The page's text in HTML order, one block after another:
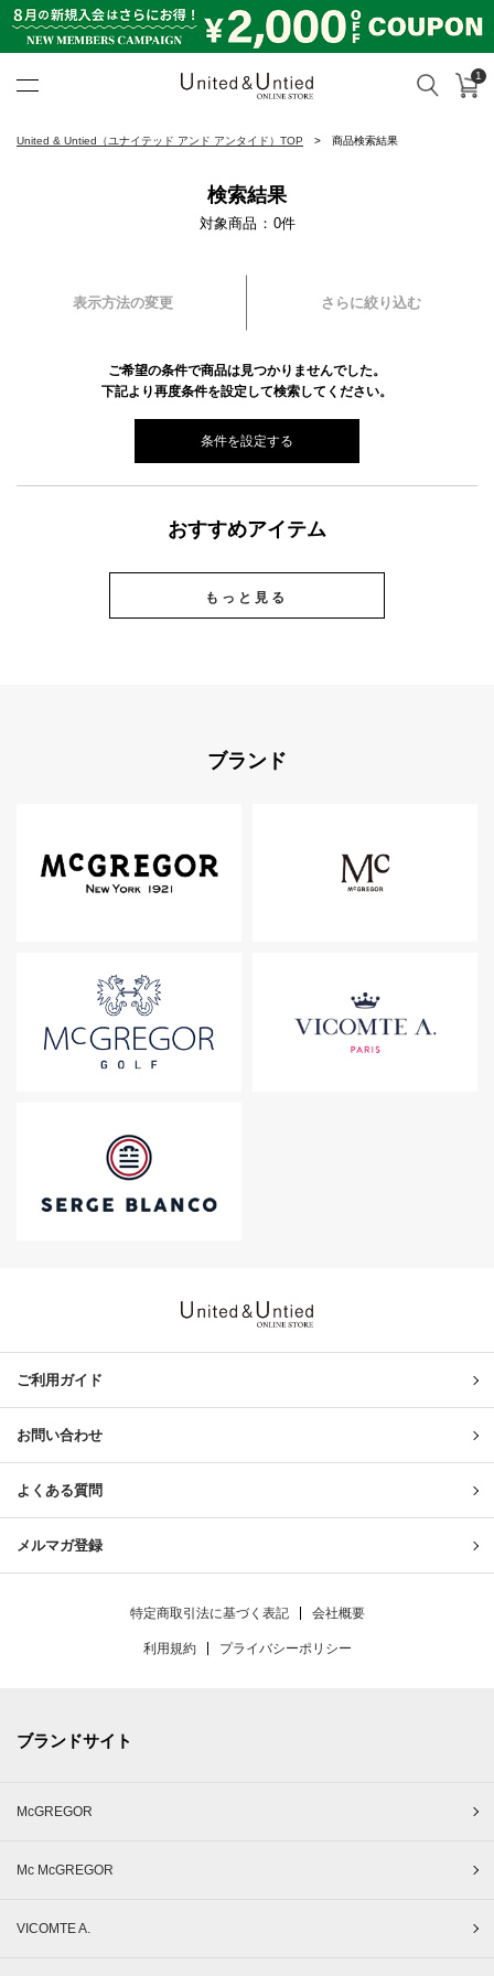
検索 カ
1
United & Untied（ユナイテッド アンド アンタイド）TOP 商品検索結果
検索結果
対象商品 0件
表示方法の変更 さらに絞り込む
ご希望の条件で商品は見つかりませんでした。
下記より再度条件を設定して検索してください。
条件を設定する
おすすめアイテム
もっと見る
ブランド
ご利用ガイド
お問い合わせ
よくある質問
メルマガ登録
特定商取引法に基づく表記 会社概要
利用規約 プライバシーポリシー
ブランドサイト
McGREGOR
Mc McGREGOR
VICOMTE A.